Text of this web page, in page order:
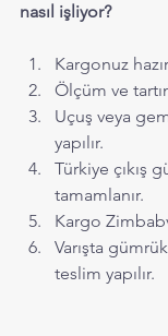
nasıl işliyor?
Kargonuz
Ölçüm ve
Uçuş veya
yapılır.
Türkiye çıkış
tamamlanır.
Kargo
Varışta
teslim yapılır.